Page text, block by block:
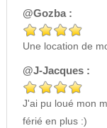
@Gozba :
Une location de
@J-Jacques :
J'ai pu loué mon
férié en plus :)